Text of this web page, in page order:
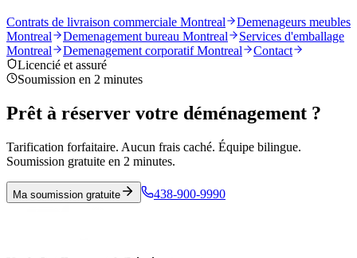
Contrats de livraison commerciale Montreal
Demenageurs meubles
Montreal
Demenagement bureau Montreal
Services d'emballage
Montreal
Demenagement corporatif Montreal
Contact
Licencié et assuré
Soumission en 2 minutes
Prêt à réserver votre déménagement ?
Tarification forfaitaire. Aucun frais caché. Équipe bilingue.
Soumission gratuite en 2 minutes.
Ma soumission gratuite 438-900-9990